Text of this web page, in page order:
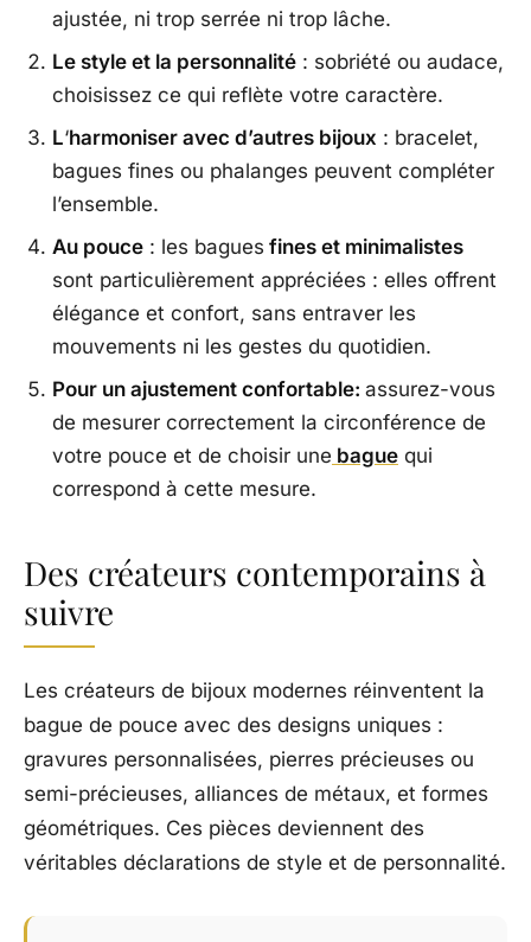
ajustée, ni trop serrée ni trop lâche.
Le style et la personnalité : sobriété ou audace,
choisissez ce qui reflète votre caractère.
L‘harmoniser avec d’autres bijoux : bracelet,
bagues fines ou phalanges peuvent compléter
l’ensemble.
Au pouce : les bagues fines et minimalistes
sont particulièrement appréciées : elles offrent
élégance et confort, sans entraver les
mouvements ni les gestes du quotidien.
Pour un ajustement confortable: assurez-vous
de mesurer correctement la circonférence de
votre pouce et de choisir une bague qui
correspond à cette mesure.
Des créateurs contemporains à
suivre
Les créateurs de bijoux modernes réinventent la
bague de pouce avec des designs uniques :
gravures personnalisées, pierres précieuses ou
semi-précieuses, alliances de métaux, et formes
géométriques. Ces pièces deviennent des
véritables déclarations de style et de personnalité.